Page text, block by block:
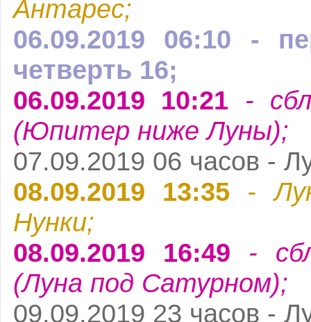
Антарес;
06.09.2019 06:10 -
четверть 16;
06.09.2019 10:21 -
(Юпитер ниже Луны);
07.09.2019 06 часов -
08.09.2019 13:35 -
Нунки;
08.09.2019 16:49 -
(Луна под Сатурном);
09.09.2019 23 часов -